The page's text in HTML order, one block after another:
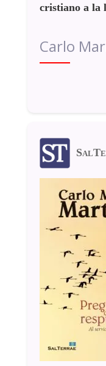
cristiano a la
Carlo